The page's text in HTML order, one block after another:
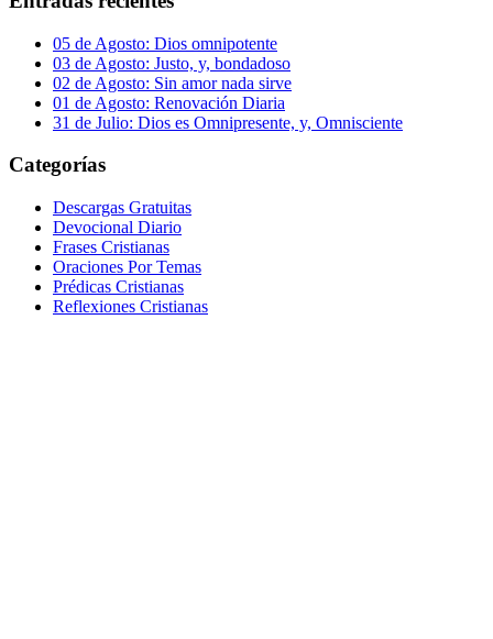
05 de Agosto: Dios omnipotente
03 de Agosto: Justo, y, bondadoso
02 de Agosto: Sin amor nada sirve
01 de Agosto: Renovación Diaria
31 de Julio: Dios es Omnipresente, y, Omnisciente
Categorías
Descargas Gratuitas
Devocional Diario
Frases Cristianas
Oraciones Por Temas
Prédicas Cristianas
Reflexiones Cristianas